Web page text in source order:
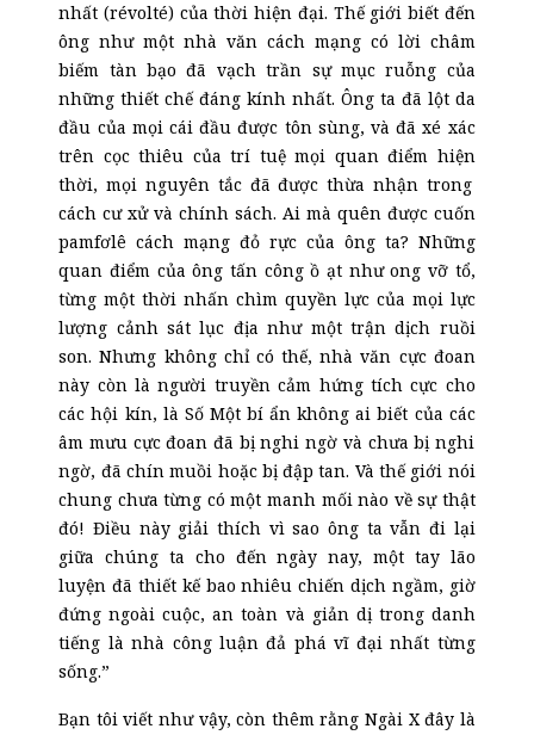
nhất (révolté) của thời hiện đại. Thế giới biết đến
ông như một nhà văn cách mạng có lời châm
biếm tàn bạo đã vạch trần sự mục ruỗng của
những thiết chế đáng kính nhất. Ông ta đã lột da
đầu của mọi cái đầu được tôn sùng, và đã xé xác
trên cọc thiêu của trí tuệ mọi quan điểm hiện
thời, mọi nguyên tắc đã được thừa nhận trong
cách cư xử và chính sách. Ai mà quên được cuốn
pamfơlê cách mạng đỏ rực của ông ta? Những
quan điểm của ông tấn công ồ ạt như ong vỡ tổ,
từng một thời nhấn chìm quyền lực của mọi lực
lượng cảnh sát lục địa như một trận dịch ruồi
son. Nhưng không chỉ có thế, nhà văn cực đoan
này còn là người truyền cảm hứng tích cực cho
các hội kín, là Số Một bí ẩn không ai biết của các
âm mưu cực đoan đã bị nghi ngờ và chưa bị nghi
ngờ, đã chín muồi hoặc bị đập tan. Và thế giới nói
chung chưa từng có một manh mối nào về sự thật
đó! Điều này giải thích vì sao ông ta vẫn đi lại
giữa chúng ta cho đến ngày nay, một tay lão
luyện đã thiết kế bao nhiêu chiến dịch ngầm, giờ
đứng ngoài cuộc, an toàn và giản dị trong danh
tiếng là nhà công luận đả phá vĩ đại nhất từng
sống.”
Bạn tôi viết như vậy, còn thêm rằng Ngài X đây là